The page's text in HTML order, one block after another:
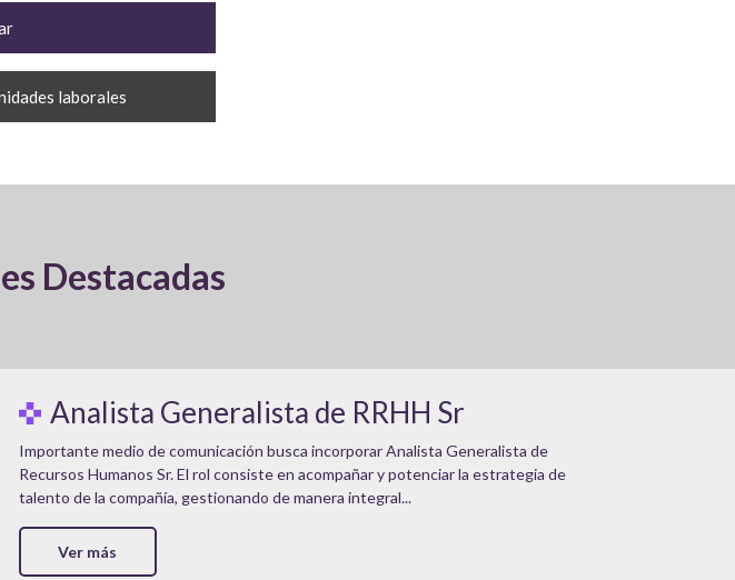
laborales
Destacadas
Analista Generalista de RRHH Sr
Importante medio de comunicación busca incorporar Analista Generalista de
Recursos Humanos Sr. El rol consiste en acompañar y potenciar la estrategia de
talento de la compañía, gestionando de manera integral...
Ver más